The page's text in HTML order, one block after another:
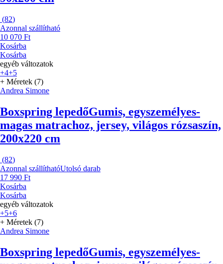
(82)
Azonnal szállítható
10 070 Ft
Kosárba
Kosárba
egyéb változatok
+4+5
+ Méretek (7)
Andrea Simone
Boxspring lepedőGumis, egyszemélyes-
magas matrachoz, jersey, világos rózsaszín,
200x220 cm
(82)
Azonnal szállíthatóUtolsó darab
17 990 Ft
Kosárba
Kosárba
egyéb változatok
+5+6
+ Méretek (7)
Andrea Simone
Boxspring lepedőGumis, egyszemélyes-